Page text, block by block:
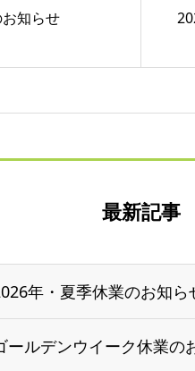
知らせ
最新記事
年・夏季休業のお知ら
ールデンウイーク休業の